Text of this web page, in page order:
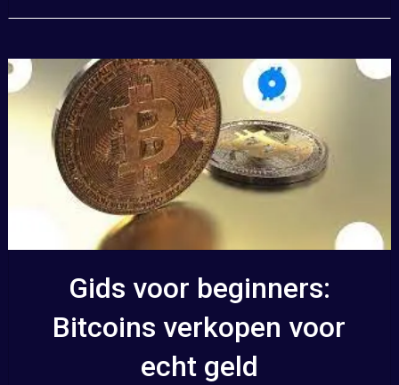
Gids voor beginners:
Bitcoins verkopen voor
echt geld